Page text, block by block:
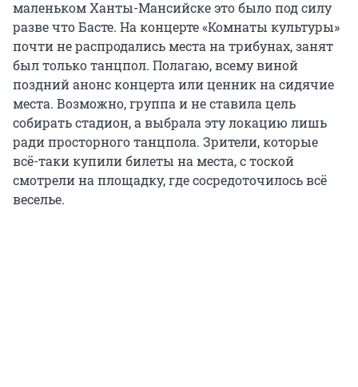
маленьком Ханты-Мансийске это было под силу
разве что Басте. На концерте «Комнаты культуры»
почти не распродались места на трибунах, занят
был только танцпол. Полагаю, всему виной
поздний анонс концерта или ценник на сидячие
места. Возможно, группа и не ставила цель
собирать стадион, а выбрала эту локацию лишь
ради просторного танцпола. Зрители, которые
всё-таки купили билеты на места, с тоской
смотрели на площадку, где сосредоточилось всё
веселье.